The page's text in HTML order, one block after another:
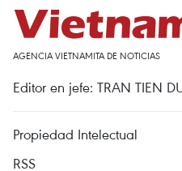
AGENCIA VIETNAMITA DE NOTICIAS
Editor en jefe: TRAN TIEN
Propiedad Intelectual
RSS